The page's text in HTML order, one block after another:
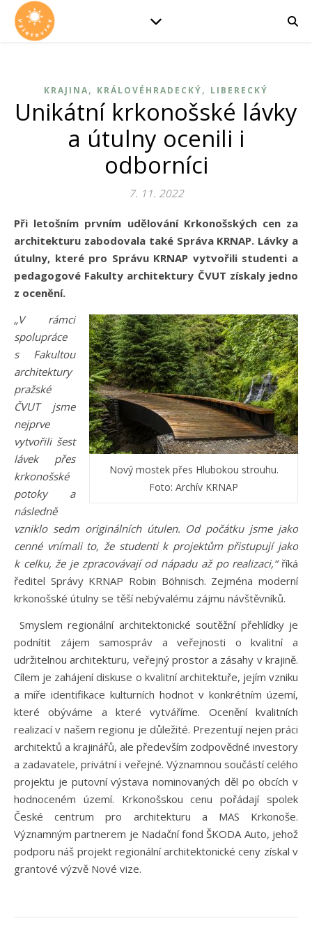
KRAJINA, KRÁLOVÉHRADECKÝ, LIBERECKÝ
Unikátní krkonošské lávky
a útulny ocenili i
odborníci
7. 11. 2022
Při letošním prvním udělování Krkonošských cen za
architekturu zabodovala také Správa KRNAP. Lávky a
útulny, které pro Správu KRNAP vytvořili studenti a
pedagogové Fakulty architektury ČVUT získaly jedno
z ocenění.
Nový mostek přes Hlubokou strouhu.
Foto: Archív KRNAP
„V rámci
spolupráce
s Fakultou
architektury
pražské
ČVUT jsme
nejprve
vytvořili šest
lávek přes
krkonošské
potoky a
následně
vzniklo sedm originálních útulen. Od počátku jsme jako
cenné vnímali to, že studenti k projektům přistupují jako
k celku, že je zpracovávají od nápadu až po realizaci,“ říká
ředitel Správy KRNAP Robin Böhnisch. Zejména moderní
krkonošské útulny se těší nebývalému zájmu návštěvníků.
Smyslem regionální architektonické soutěžní přehlídky je
podnítit zájem samospráv a veřejnosti o kvalitní a
udržitelnou architekturu, veřejný prostor a zásahy v krajině.
Cílem je zahájení diskuse o kvalitní architektuře, jejím vzniku
a míře identifikace kulturních hodnot v konkrétním území,
které obýváme a které vytváříme. Ocenění kvalitních
realizací v našem regionu je důležité. Prezentují nejen práci
architektů a krajinářů, ale především zodpovědné investory
a zadavatele, privátní i veřejné. Významnou součástí celého
projektu je putovní výstava nominovaných děl po obcích v
hodnoceném území. Krkonošskou cenu pořádají spolek
České centrum pro architekturu a MAS Krkonoše.
Významným partnerem je Nadační fond ŠKODA Auto, jehož
podporu náš projekt regionální architektonické ceny získal v
grantové výzvě Nové vize.